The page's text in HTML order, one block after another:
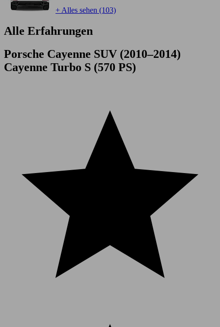
+ Alles sehen (103)
Alle Erfahrungen
Porsche Cayenne SUV (2010–2014)
Cayenne Turbo S (570 PS)